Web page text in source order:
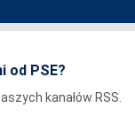
od PSE?
kanałów RSS.